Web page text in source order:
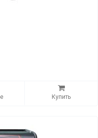
Купить